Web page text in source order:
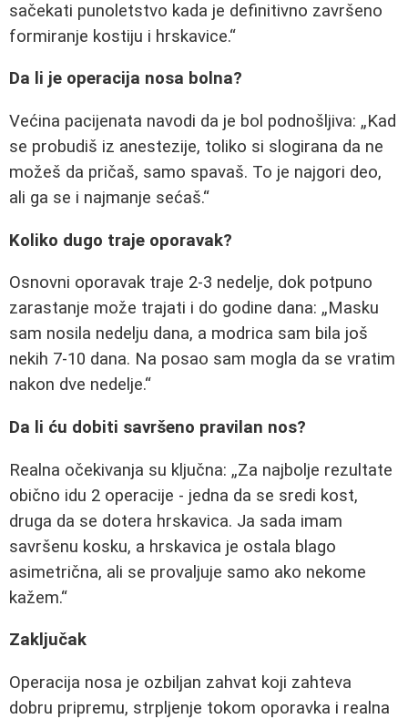
sačekati punoletstvo kada je definitivno završeno
formiranje kostiju i hrskavice.
Da li je operacija nosa bolna?
Većina pacijenata navodi da je bol podnošljiva:
Kad
se probudiš iz anestezije, toliko si slogirana da ne
možeš da pričaš, samo spavaš. To je najgori deo,
ali ga se i najmanje sećaš.
Koliko dugo traje oporavak?
Osnovni oporavak traje 2-3 nedelje, dok potpuno
zarastanje može trajati i do godine dana:
Masku
sam nosila nedelju dana, a modrica sam bila još
nekih 7-10 dana. Na posao sam mogla da se vratim
nakon dve nedelje.
Da li ću dobiti savršeno pravilan nos?
Realna očekivanja su ključna:
Za najbolje rezultate
obično idu 2 operacije - jedna da se sredi kost,
druga da se dotera hrskavica. Ja sada imam
savršenu kosku, a hrskavica je ostala blago
asimetrična, ali se provaljuje samo ako nekome
kažem.
Zaključak
Operacija nosa je ozbiljan zahvat koji zahteva
dobru pripremu, strpljenje tokom oporavka i realna